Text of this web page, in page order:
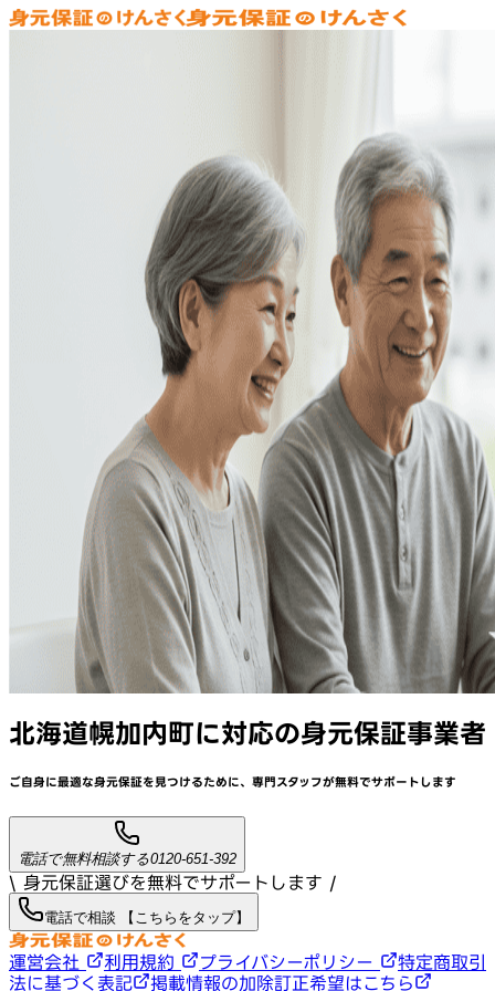
北海道幌加内町に対応の身元保証事業者
ご自身に最適な身元保証を見つけるために、 専門スタッフが無料でサポートします
電話で無料相談する0120-651-392
\ 身元保証選びを無料でサポートします /
電話で相談 【こちらをタップ】
運営会社 利用規約 プライバシーポリシー
特定商取引
法に基づく表記
掲載情報の加除訂正希望はこちら